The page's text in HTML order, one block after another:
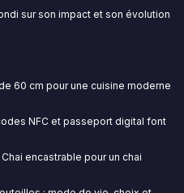
sur son impact et son évolution
60 cm pour une cuisine moderne
NFC et passeport digital font
encastrable pour un chai